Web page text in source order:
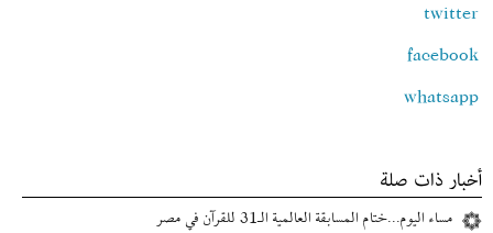
twitter
facebook
whatsapp
أخبار ذات صلة
مساء اليوم...ختام المسابقة العالمية الـ31 للقرآن في مصر